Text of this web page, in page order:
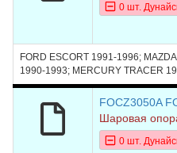
0 шт.
FORD ESCORT 1991-1996;
1990-1993; MERCURY TRACER
FOCZ3050A
Шаровая
0 шт.